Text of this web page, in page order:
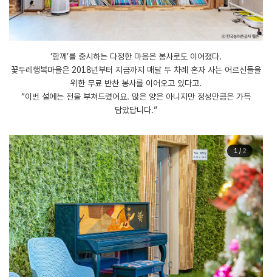
‘함께’를 중시하는 다정한 마음은 봉사로도 이어졌다.
꽃두레행복마을은 2018년부터 지금까지 매달 두 차례 혼자 사는 어르신들을
위한 무료 반찬 봉사를 이어오고 있다고.
“이번 설에는 전을 부쳐드렸어요. 많은 양은 아니지만 정성만큼은 가득
담았답니다.”
1/2